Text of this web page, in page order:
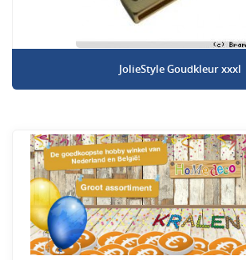
JolieStyle Goudkleur xxxl